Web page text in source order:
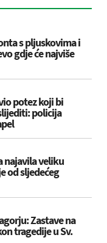
s pljuskovima i
gdje će najviše
potez koji bi
policija
najavila veliku
od sljedećeg
Zastave na
tragedije u Sv.